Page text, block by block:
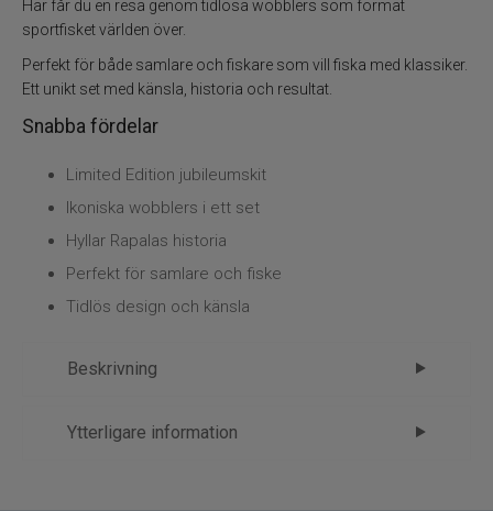
Flugbindning
Flugfiske
Vinterfiske
Trolling
Specimenfiske
Varumärken
Här får du en resa genom tidlösa wobblers som format
sportfisket världen över.
Perfekt för både samlare och fiskare som vill fiska med klassiker.
Ett unikt set med känsla, historia och resultat.
Snabba fördelar
Limited Edition jubileumskit
Ikoniska wobblers i ett set
Hyllar Rapalas historia
Perfekt för samlare och fiske
Tidlös design och känsla
Beskrivning
Rapala 90 Years Lure Kit – en hyllning
Ytterligare information